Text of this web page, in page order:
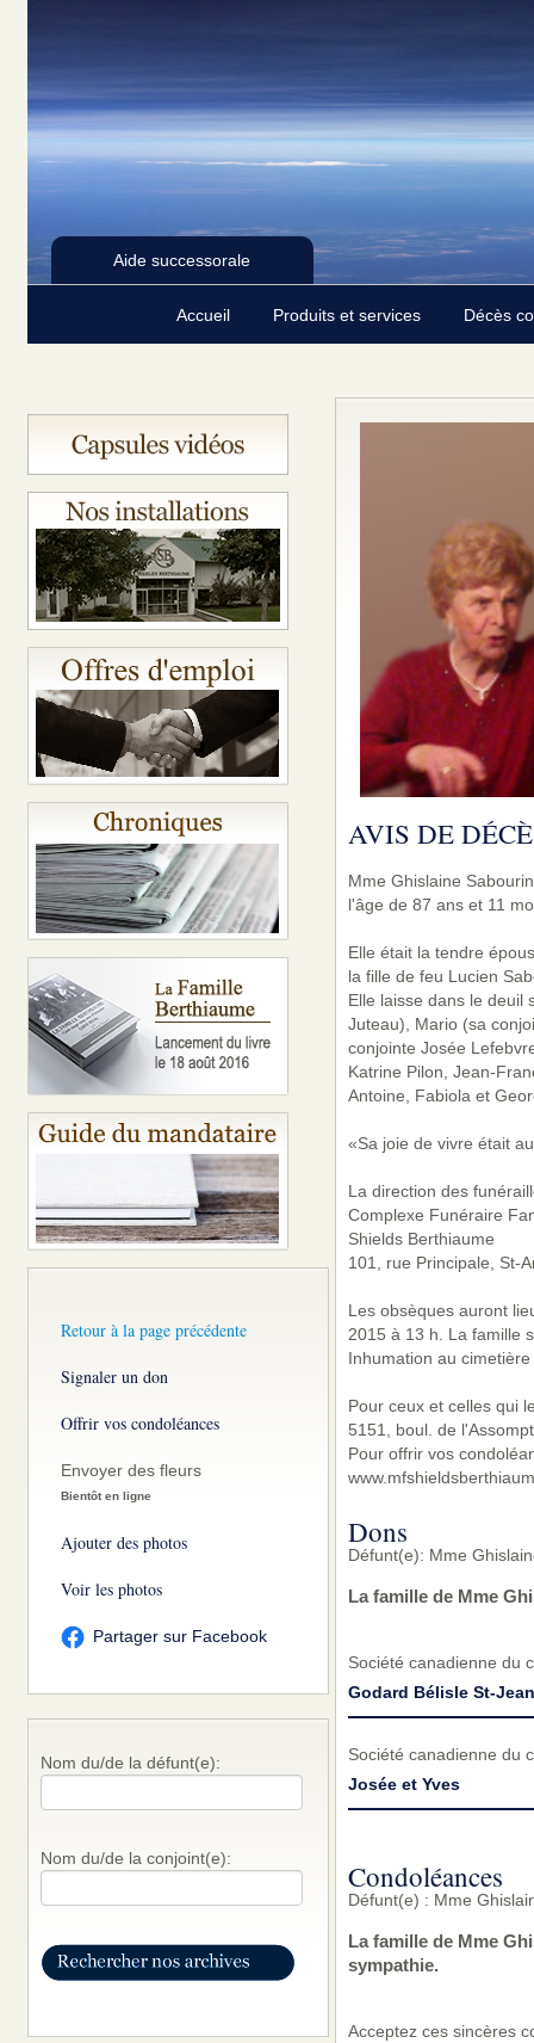
Aide successorale
Accueil Produits et services Décès
Retour à la page précédente
Signaler un don
Offrir vos condoléances
Envoyer des fleurs
Bientôt en ligne
Ajouter des photos
Voir les photos
Partager sur Facebook
Nom du/de la défunt(e):
Nom du/de la conjoint(e):
AVIS DE
Mme Ghislaine
l'âge de 87 ans et 11
Elle était la tendre
la fille de feu Lucien
Elle laisse dans le deuil
Juteau), Mario (sa
conjointe Josée
Katrine Pilon, Jean-
Antoine, Fabiola et
«Sa joie de vivre était
La direction des
Complexe Funéraire
Shields Berthiaume
101, rue Principale, St-
Les obsèques auront
2015 à 13 h. La famille
Inhumation au
Pour ceux et celles qui
5151, boul. de
Pour offrir vos
Dons
Défunt(e): Mme
La famille de Mme
Société canadienne du
Godard Bélisle St-Jean
Société canadienne du
Josée et Yves
Condoléances
Défunt(e) : Mme
La famille de Mme
sympathie.
Acceptez ces sincères